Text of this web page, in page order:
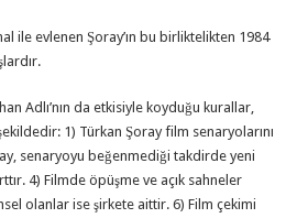
ile evlenen Şoray’ın bu birliktelikten 1984
Adlı’nın da etkisiyle koyduğu kurallar,
1) Türkan Şoray film senaryolarını
senaryoyu beğenmediği takdirde yeni
4) Filmde öpüşme ve açık sahneler
olanlar ise şirkete aittir. 6) Film çekimi